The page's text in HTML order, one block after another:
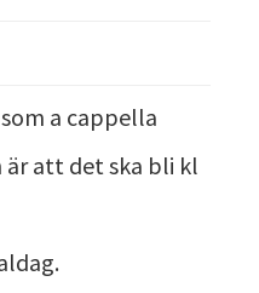
a cappella
är att det ska bli kl